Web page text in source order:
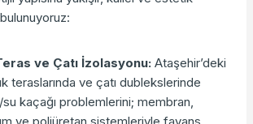
ve Çatı İzolasyonu: Ataşehir’deki
teraslarında ve çatı dublekslerinde
su kaçağı problemlerini; membran,